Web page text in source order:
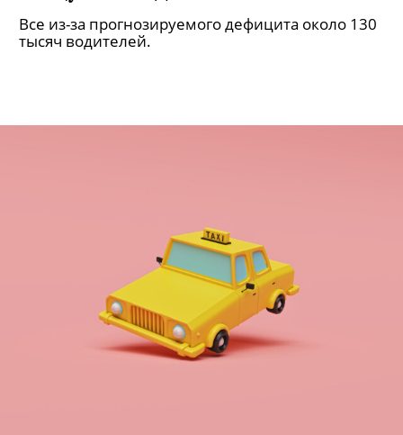
концу 2024 года
Все из-за прогнозируемого дефицита около 130